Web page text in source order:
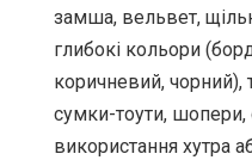
замша, вельвет,
глибокі кольори
коричневий, чорний),
сумки-тоути,
використання хутра